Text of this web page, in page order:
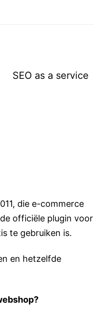
SEO as a service
die e-commerce
officiële plugin voor
te gebruiken is.
en hetzelfde